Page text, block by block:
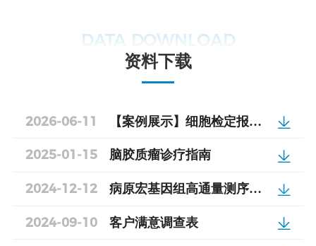
DATA DOWNLOAD
资料下载
2026-06-11 【案例展示】细胞检定报告-HEK293-NGS-20260205
2025-01-15 脑胶质瘤诊疗指南
2024-12-12 病原宏基因组高通量测序临床本地化检测规范专家共识
2024-09-10 客户满意调查表